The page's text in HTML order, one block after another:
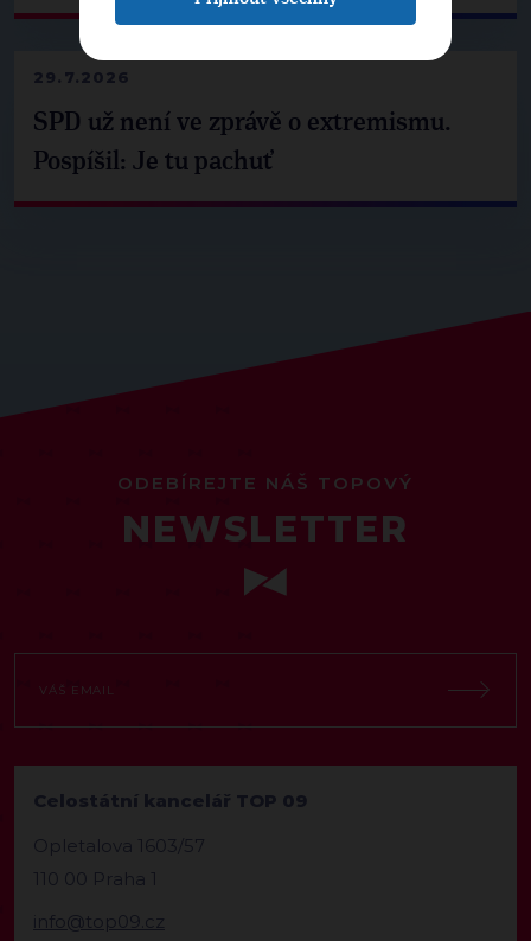
29.7.2026
SPD už není ve zprávě o extremismu.
Pospíšil: Je tu pachuť
ODEBÍREJTE NÁŠ TOPOVÝ
NEWSLETTER
Celostátní kancelář TOP 09
Opletalova 1603/57
110 00 Praha 1
info@top09.cz